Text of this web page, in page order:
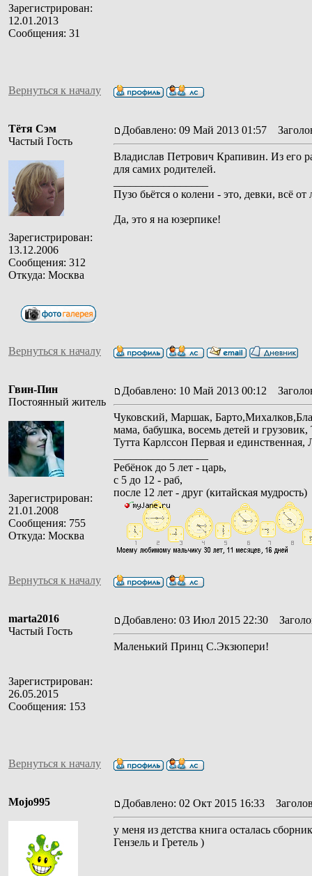
Зарегистрирован:
12.01.2013
Сообщения: 31
Вернуться к началу
Тётя Сэм
Частый Гость
Зарегистрирован:
13.12.2006
Сообщения: 312
Откуда: Москва
Добавлено: 09 Май 2013 01:57
Владислав Петрович Крапивин. Из его
для самих родителей.
Пузо бьётся о колени - это, девки, всё от
Да, это я на юзерпике!
Вернуться к началу
Гвин-Пин
Постоянный житель
Зарегистрирован:
21.01.2008
Сообщения: 755
Откуда: Москва
Добавлено: 10 Май 2013 00:12
Чуковский, Маршак,
мама, бабушка, восемь детей и
Тутта Карлссон Первая и
Ребёнок до 5 лет - царь,
с 5 до 12 - раб,
после 12 лет - друг (китайская мудрость)
Вернуться к началу
marta2016
Частый Гость
Зарегистрирован:
26.05.2015
Сообщения: 153
Добавлено: 03 Июл 2015 22:30
Маленький Принц С.Экзюпери!
Вернуться к началу
Mojo995 Добавлено: 02 Окт 2015 16:33
у меня из детства книга осталась
Гензель и Гретель )